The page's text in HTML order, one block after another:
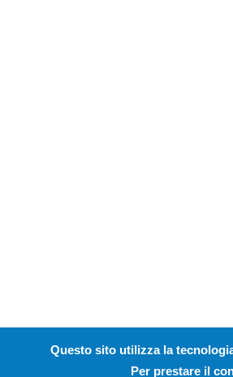
Questo sito utilizza la
Per prestare il